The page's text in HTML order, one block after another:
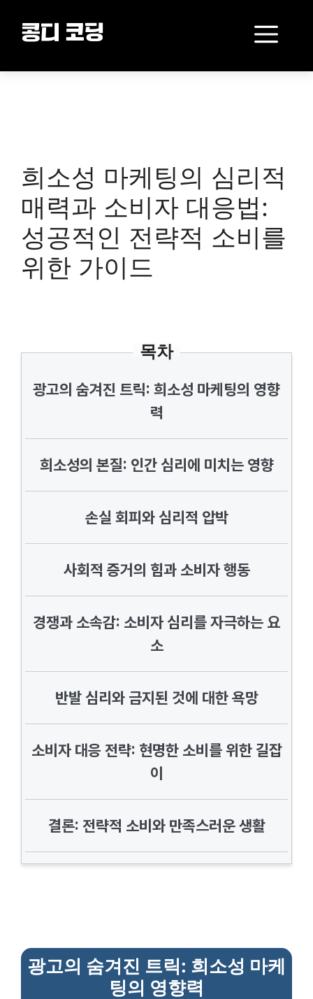
content콩디 코딩
희소성 마케팅의 심리적
매력과 소비자 대응법:
성공적인 전략적 소비를
위한 가이드
목차
광고의 숨겨진 트릭: 희소성 마케팅의 영향
력
희소성의 본질: 인간 심리에 미치는 영향
손실 회피와 심리적 압박
사회적 증거의 힘과 소비자 행동
경쟁과 소속감: 소비자 심리를 자극하는 요
소
반발 심리와 금지된 것에 대한 욕망
소비자 대응 전략: 현명한 소비를 위한 길잡
이
결론: 전략적 소비와 만족스러운 생활
광고의 숨겨진 트릭: 희소성 마케
팅의 영향력